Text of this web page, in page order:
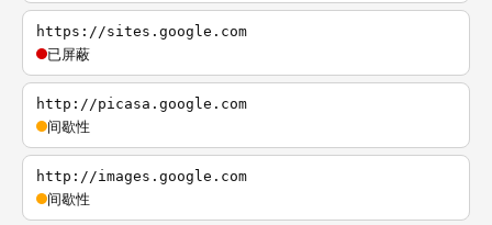
https://sites.google.com
已屏蔽
http://picasa.google.com
间歇性
http://images.google.com
间歇性